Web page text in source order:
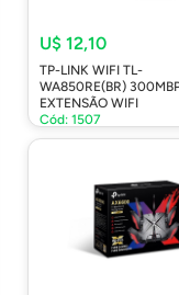
U$ 12,10
TP-LINK WIFI TL-
WA850RE(BR)
EXTENSÃO WIFI
Cód: 1507